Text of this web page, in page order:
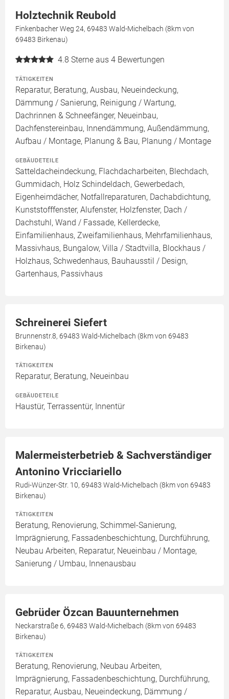
Holztechnik Reubold
Finkenbacher Weg 24, 69483 Wald-Michelbach (8km von
69483 Birkenau)
4.8 Sterne aus 4 Bewertungen
TÄTIGKEITEN
Reparatur, Beratung, Ausbau, Neueindeckung,
Dämmung / Sanierung, Reinigung / Wartung,
Dachrinnen & Schneefänger, Neueinbau,
Dachfenstereinbau, Innendämmung, Außendämmung,
Aufbau / Montage, Planung & Bau, Planung / Montage
GEBÄUDETEILE
Satteldacheindeckung, Flachdacharbeiten, Blechdach,
Gummidach, Holz Schindeldach, Gewerbedach,
Eigenheimdächer, Notfallreparaturen, Dachabdichtung,
Kunststofffenster, Alufenster, Holzfenster, Dach /
Dachstuhl, Wand / Fassade, Kellerdecke,
Einfamilienhaus, Zweifamilienhaus, Mehrfamilienhaus,
Massivhaus, Bungalow, Villa / Stadtvilla, Blockhaus /
Holzhaus, Schwedenhaus, Bauhausstil / Design,
Gartenhaus, Passivhaus
Schreinerei Siefert
Brunnenstr.8, 69483 Wald-Michelbach (8km von 69483
Birkenau)
TÄTIGKEITEN
Reparatur, Beratung, Neueinbau
GEBÄUDETEILE
Haustür, Terrassentür, Innentür
Malermeisterbetrieb & Sachverständiger
Antonino Vricciariello
Rudi-Wünzer-Str. 10, 69483 Wald-Michelbach (8km von 69483
Birkenau)
TÄTIGKEITEN
Beratung, Renovierung, Schimmel-Sanierung,
Imprägnierung, Fassadenbeschichtung, Durchführung,
Neubau Arbeiten, Reparatur, Neueinbau / Montage,
Sanierung / Umbau, Innenausbau
Gebrüder Özcan Bauunternehmen
Neckarstraße 6, 69483 Wald-Michelbach (8km von 69483
Birkenau)
TÄTIGKEITEN
Beratung, Renovierung, Neubau Arbeiten,
Imprägnierung, Fassadenbeschichtung, Durchführung,
Reparatur, Ausbau, Neueindeckung, Dämmung /